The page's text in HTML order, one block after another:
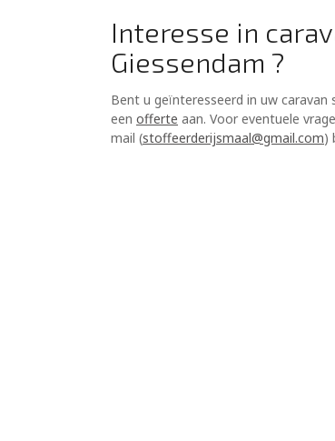
Interesse in
Giessendam ?
Bent u geïnteresseerd in uw caravan
een offerte aan. Voor eventuele
mail (stoffeerderijsmaal@gmail.com)